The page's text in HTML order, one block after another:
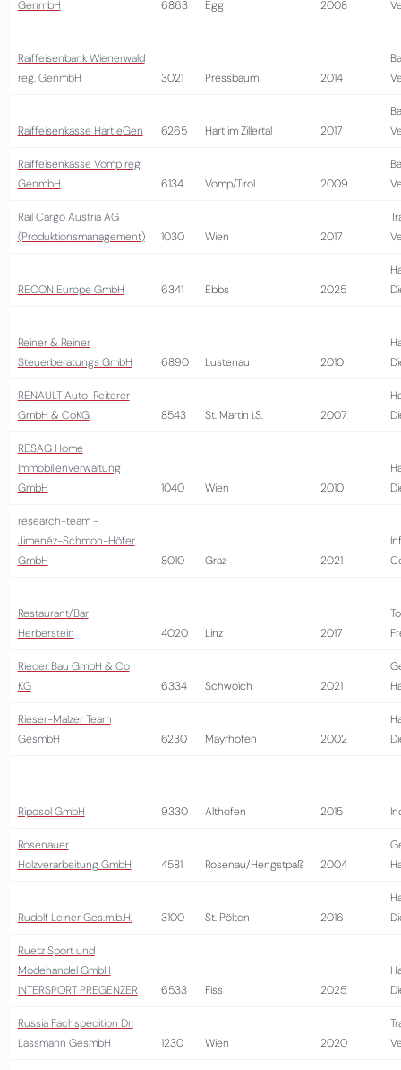
GenmbH
6863 Egg 2008
Raiffeisenbank Wienerwald
reg. GenmbH
3021 Pressbaum 2014
Raiffeisenkasse Hart eGen 6265 Hart im Zillertal 2017
Raiffeisenkasse Vomp reg
GenmbH
6134 Vomp/Tirol 2009
Rail Cargo Austria AG
(Produktionsmanagement)
1030 Wien 2017
RECON Europe GmbH 6341 Ebbs 2025
Reiner & Reiner
Steuerberatungs GmbH
6890 Lustenau 2010
RENAULT Auto-Reiterer
GmbH & CoKG
8543 St. Martin i.S. 2007
RESAG Home
Immobilienverwaltung
GmbH
1040 Wien 2010
research-team -
Jimenéz-Schmon-Höfer
GmbH
8010 Graz 2021
Restaurant/Bar
Herberstein
4020 Linz 2017
Rieder Bau GmbH & Co
KG
6334 Schwoich 2021
Rieser-Malzer Team
GesmbH
6230 Mayrhofen 2002
Riposol GmbH 9330 Althofen 2015
Rosenauer
Holzverarbeitung GmbH
4581 Rosenau/Hengstpaß 2004
Rudolf Leiner Ges.m.b.H. 3100 St. Pölten 2016
Ruetz Sport und
Modehandel GmbH
INTERSPORT PREGENZER
6533 Fiss 2025
Russia Fachspedition Dr.
Lassmann GesmbH
1230 Wien 2020